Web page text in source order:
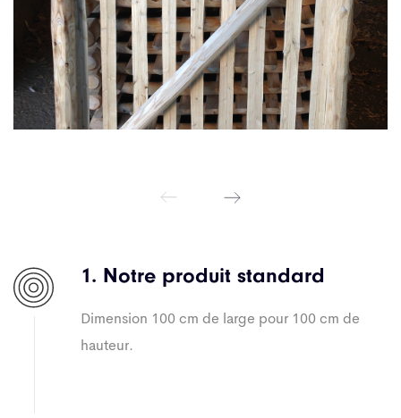
1. Notre produit standard
Dimension 100 cm de large pour 100 cm de
hauteur.